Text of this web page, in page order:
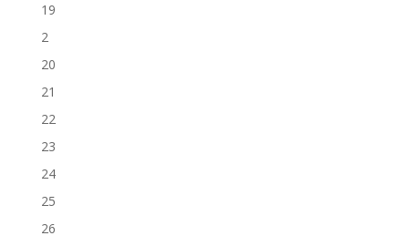
19
2
20
21
22
23
24
25
26